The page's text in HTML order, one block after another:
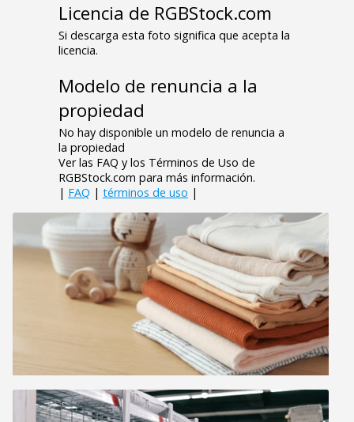
Licencia de RGBStock.com
Si descarga esta foto significa que acepta la
licencia.
Modelo de renuncia a la
propiedad
No hay disponible un modelo de renuncia a
la propiedad
Ver las FAQ y los Términos de Uso de
RGBStock.com para más información.
| FAQ | términos de uso |